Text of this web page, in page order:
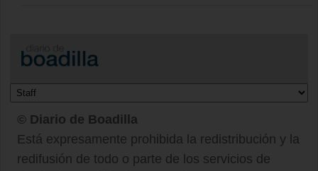
© Diario de Boadilla
Está expresamente prohibida la redistribución y la
redifusión de todo o parte de los servicios de